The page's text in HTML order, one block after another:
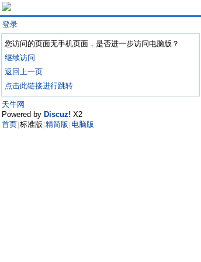
登录
您访问的页面无手机页面，是否进一步访问电脑版？
继续访问
返回上一页
点击此链接进行跳转
天牛网
Powered by Discuz! X2
首页 标准版 精简版 电脑版